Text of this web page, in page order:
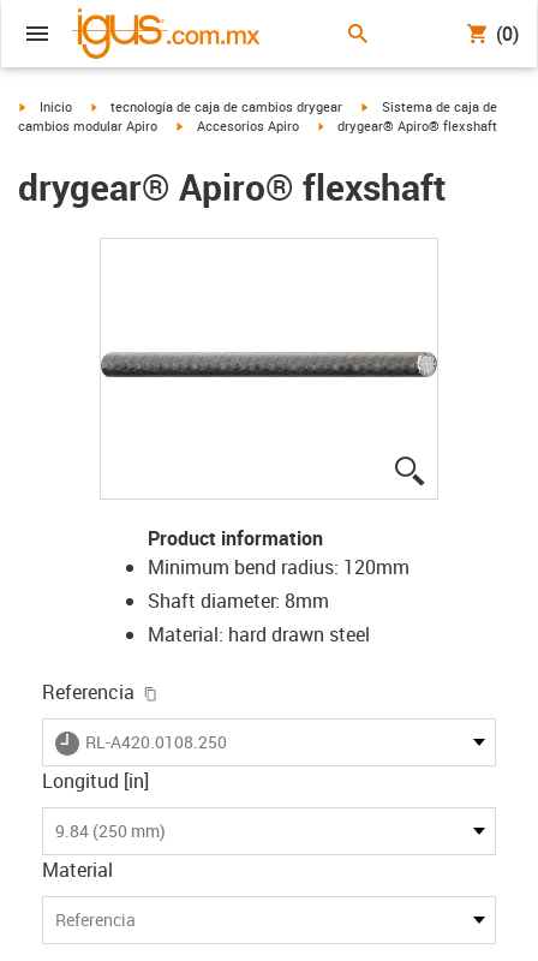
(0)
igus-icon-arrow-right
Inicio igus-icon-arrow-right
tecnología de caja de cambios drygear igus-icon-arrow-right
Sistema de caja de
cambios modular Apiro
igus-icon-arrow-right
Accesorios Apiro igus-icon-arrow-right
drygear® Apiro® flexshaft
drygear® Apiro® flexshaft
Product information
Minimum bend radius: 120mm
Shaft diameter: 8mm
Material: hard drawn steel
Referencia
igus-icon-lieferzeit
RL-A420.0108.250
Longitud [in]
9.84 (250 mm)
Material
Referencia